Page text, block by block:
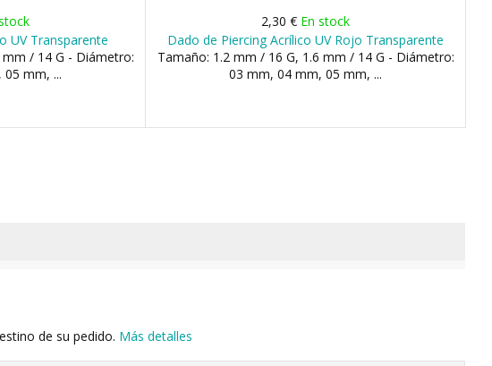
UV Transparente
/ 14 G - Diámetro:
mm, ...
2,30 € En stock
Dado de Piercing Acrílico UV Rojo Transparente
Tamaño: 1.2 mm / 16 G, 1.6 mm / 14 G - Diámetro:
03 mm, 04 mm, 05 mm, ...
de su pedido. Más detalles